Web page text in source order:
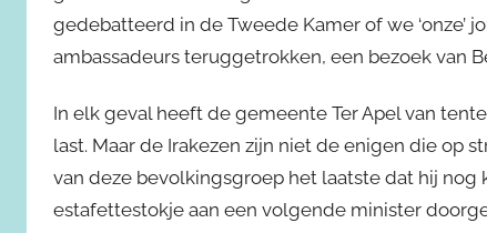
gedebatteerd in de Tweede Kamer of we ‘onze’
ambassadeurs teruggetrokken, een bezoek van
In elk geval heeft de gemeente Ter Apel van
last. Maar de Irakezen zijn niet de enigen die op
van deze bevolkingsgroep het laatste dat hij nog
estafettestokje aan een volgende minister